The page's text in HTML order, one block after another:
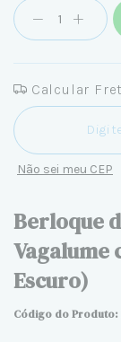
Calcular
Entregas para o
Não sei meu CEP
Berloque
Vagalume
Escuro)
Código do Produto: